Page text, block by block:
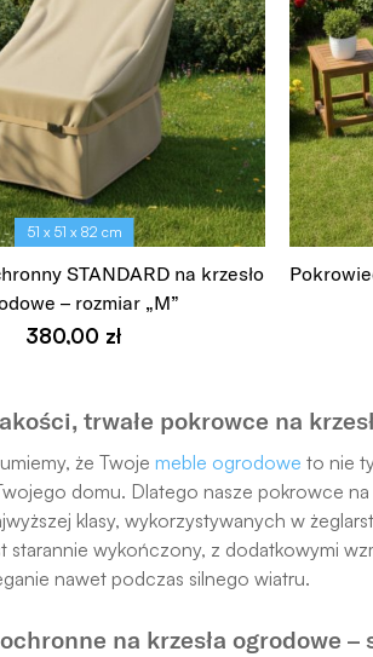
51 x 51 x 82 cm
STANDARD na krzesło
– rozmiar „M”
380,00 zł
trwałe pokrowce na
że Twoje meble ogrodowe to nie
domu. Dlatego nasze pokrowce
klasy, wykorzystywanych w
starannie wykończony, z dodatkowymi
nawet podczas silnego wiatru.
na krzesła ogrodowe